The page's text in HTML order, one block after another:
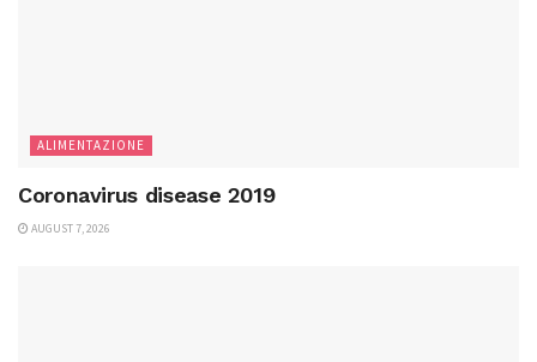
ALIMENTAZIONE
Coronavirus disease 2019
AUGUST 7, 2026